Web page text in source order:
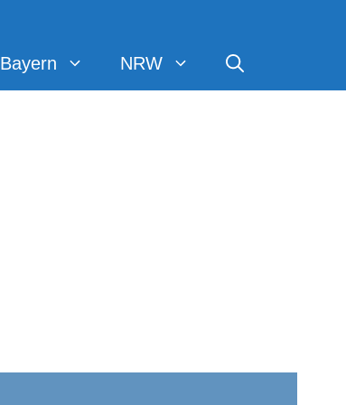
Bayern NRW